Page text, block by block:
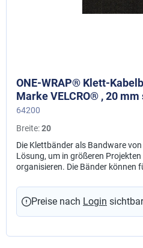
ONE-WRAP® Klett-
Marke VELCRO® , 20
64200
Breite:20
Die Klettbänder als Bandware
Lösung, um in größeren
organisieren. Die Bänder können
Netzwerkinstallationen, für
Glasfaserkabel. 1 VE = 25 m
Preise nach Login